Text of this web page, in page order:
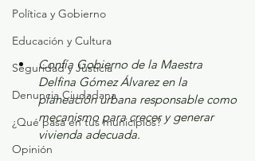
Política y Gobierno
Educación y Cultura
Seguridad y Justicia
Denuncia Ciudadana
¿Qué pasa en tus municipios?
Opinión
Confía Gobierno de la Maestra
Delfina Gómez Álvarez en la
planeación urbana responsable como
mecanismo para crecer y generar
vivienda adecuada.